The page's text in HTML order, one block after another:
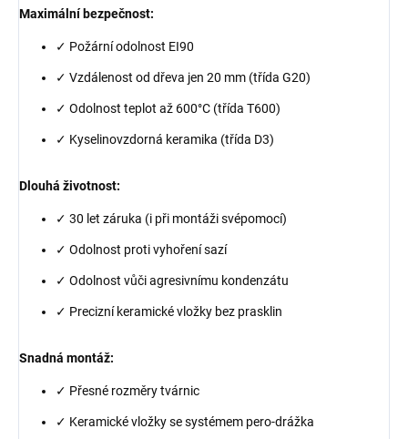
Maximální bezpečnost:
✓ Požární odolnost EI90
✓ Vzdálenost od dřeva jen 20 mm (třída G20)
✓ Odolnost teplot až 600°C (třída T600)
✓ Kyselinovzdorná keramika (třída D3)
Dlouhá životnost:
✓ 30 let záruka (i při montáži svépomocí)
✓ Odolnost proti vyhoření sazí
✓ Odolnost vůči agresivnímu kondenzátu
✓ Precizní keramické vložky bez prasklin
Snadná montáž:
✓ Přesné rozměry tvárnic
✓ Keramické vložky se systémem pero-drážka